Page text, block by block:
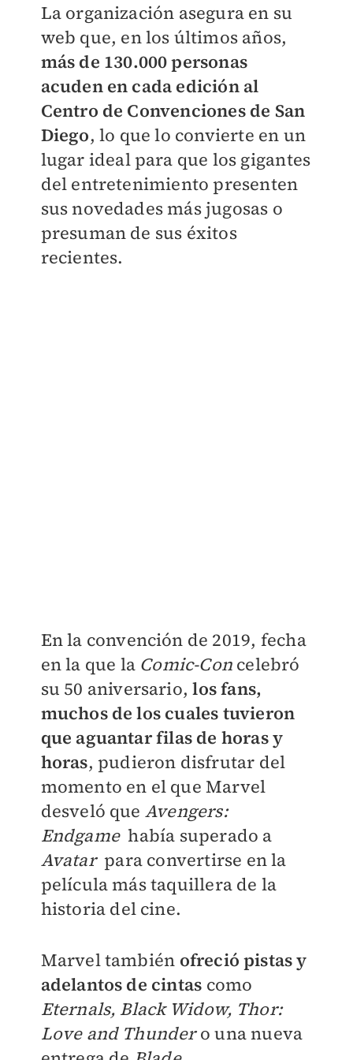
La organización asegura en su
web que, en los últimos años,
más de 130.000 personas
acuden en cada edición al
Centro de Convenciones de San
Diego, lo que lo convierte en un
lugar ideal para que los gigantes
del entretenimiento presenten
sus novedades más jugosas o
presuman de sus éxitos
recientes.
En la convención de 2019, fecha
en la que la Comic-Concelebró
su 50 aniversario,los fans,
muchos de los cuales tuvieron
que aguantar filas de horas y
horas, pudieron disfrutar del
momento en el que Marvel
desveló que Avengers:
Endgamehabía superado a
Avatar para convertirse en la
película más taquillera de la
historia del cine.
Marvel también ofreció pistas y
adelantos de cintas como
Eternals, Black Widow, Thor:
Love and Thundero una nueva